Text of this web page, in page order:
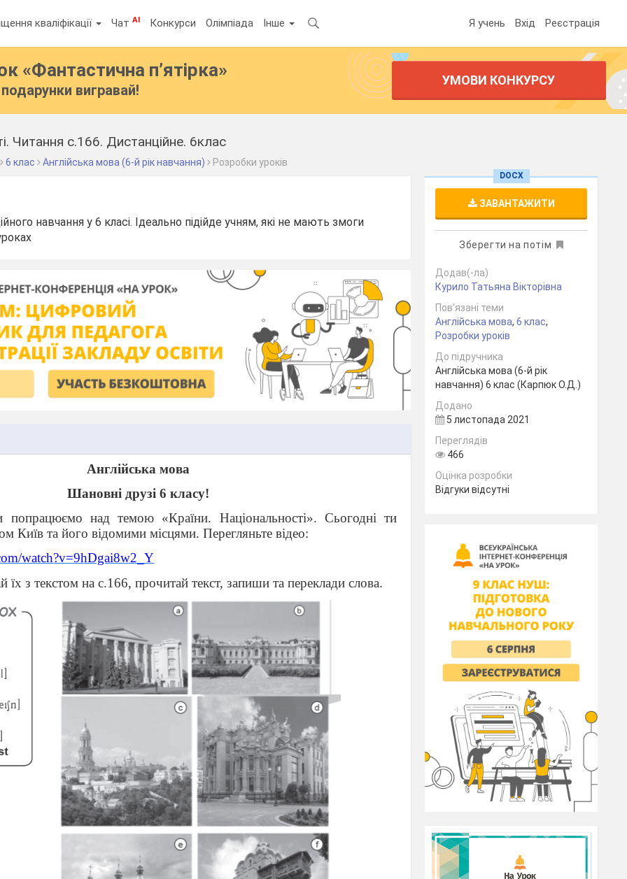
кваліфікації ЧатAI Конкурси Олімпіада Інше Я учень Вхід Реєстрація
«Фантастична п’ятірка»
вигравай!
УМОВИ КОНКУРСУ
Читання с.166. Дистанційне. 6клас
6 клас Англійська мова (6-й рік навчання) Розробки уроків
навчання у 6 класі. Ідеально підійде учням, які не мають змоги
Англійська мова
Шановні друзі 6 класу!
над темою «Країни. Національності». Сьогодні ти
Київ та його відомими місцями. Перегляньте відео:
watch?v=9hDgai8w2_Y
їх з текстом на с.166, прочитай текст, запиши та переклади слова.
DOCX
ЗАВАНТАЖИТИ
Зберегти на потім
Додав(-ла)
Курило Татьяна Вікторівна
Пов’язані теми
Англійська мова,6 клас,
Розробки уроків
До підручника
Англійська мова (6-й рік
навчання) 6 клас (Карпюк О.Д.)
Додано
5 листопада 2021
Переглядів
466
Оцінка розробки
Відгуки відсутні